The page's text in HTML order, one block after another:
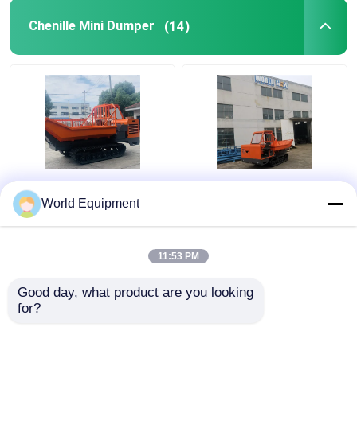
Chenille Mini Dumper (14)
Tracteur électrique de
palmier à huile de Mini
Dumper 35HP de
des plantations d'huile
World Equipment
11:53 PM
Good day, what product are you looking
for?